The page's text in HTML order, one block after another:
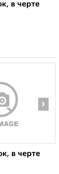
в черте
›
в черте